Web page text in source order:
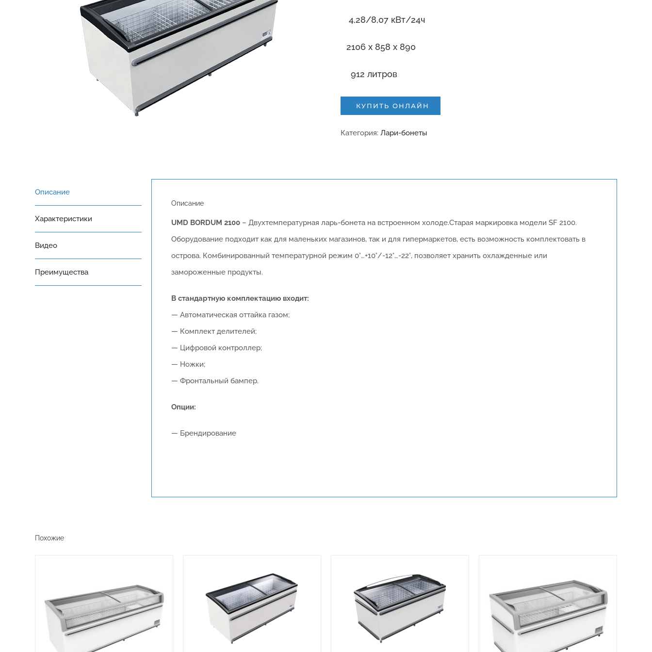
4,28/8,07 кВт/24ч
2106 x 858 x 890
912 литров
КУПИТЬ ОНЛАЙН
Категория: Лари-бонеты
Описание
Характеристики
Видео
Преимущества
Описание
UMD BORDUM 2100 – Двухтемпературная ларь-бонета на встроенном холоде.Старая маркировка модели SF 2100.
Оборудование подходит как для маленьких магазинов, так и для гипермаркетов, есть возможность комплектовать в
острова. Комбинированный температурной режим 0°…+10°/-12°…-22°, позволяет хранить охлажденные или
замороженные продукты.
В стандартную комплектацию входит:
— Автоматическая оттайка газом;
— Комплект делителей;
— Цифровой контроллер;
— Ножки;
— Фронтальный бампер.
Опции:
— Брендирование
Похожие